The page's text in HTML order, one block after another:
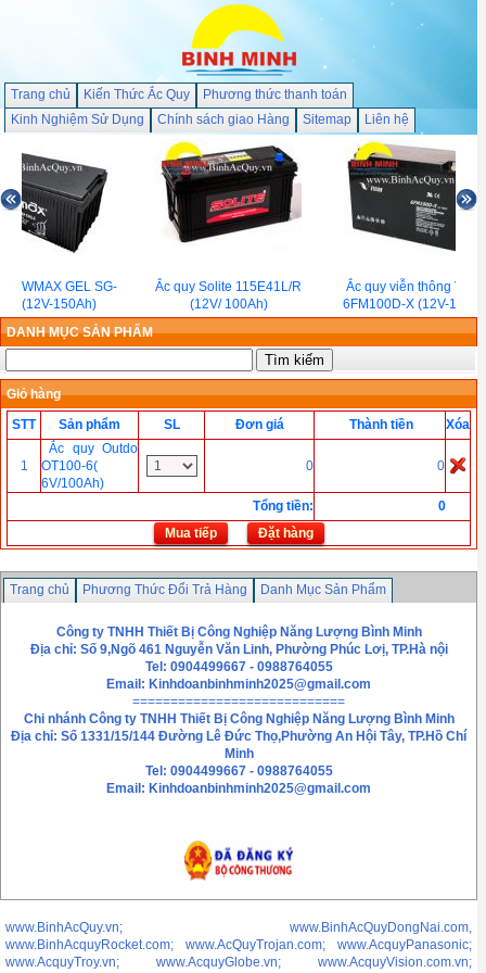
Trang chủ Kiến Thức Ắc Quy
Phương thức thanh toán
Kinh Nghiệm Sử Dụng
Chính sách giao Hàng Sitemap Liên hệ
GEL SG-
150Ah)
Ắc quy Solite 115E41L/R
(12V/ 100Ah)
Ắc quy viễn thông
6FM100D-X (12V-
DANH MỤC SẢN PHẨM
Giỏ hàng
STT
Sản phẩm SL Đơn giá Thành tiền Xóa
1
Ắc quy Outdo
OT100-6(
6V/100Ah)
0 0
Tổng tiền:
0
Mua tiếp
Đặt hàng
Trang chủ Phương Thức Đổi Trả Hàng
Danh Mục Sản Phẩm
Công ty TNHH Thiết Bị Công Nghiệp Năng Lượng Bình Minh
Địa chỉ: Số 9,Ngõ 461 Nguyễn Văn Linh, Phường Phúc Lơị, TP.Hà nội
Tel: 0904499667 - 0988764055
Email: Kinhdoanbinhminh2025@gmail.com
============================
Chi nhánh Công ty TNHH Thiết Bị Công Nghiệp Năng Lượng Bình Minh
Địa chỉ: Số 1331/15/144 Đường Lê Đức Thọ,Phường An Hội Tây, TP.Hồ Chí
Minh
Tel: 0904499667 - 0988764055
Email: Kinhdoanbinhminh2025@gmail.com
www.BinhAcQuy.vn; www.BinhAcQuyDongNai.com,
www.BinhAcquyRocket.com; www.AcQuyTrojan.com; www.AcquyPanasonic;
www.AcquyTroy.vn; www.AcquyGlobe.vn; www.AcquyVision.com.vn;